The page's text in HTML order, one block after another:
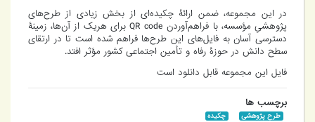
در این مجموعه، ضمن ارائۀ چکیده‌ای از بخش زیادی از طرح‌های
پژوهشیِ مؤسسه، با فراهم‌آوردن QR code برای هریک از آن‌ها، زمینۀ
دسترسی آسان به فایل‌های این طرح‌ها فراهم شده است تا در ارتقای
سطح دانش در حوزۀ رفاه و تأمین اجتماعی کشور مؤثر افتد.
فایل این مجموعه قابل دانلود است
برچسب ها
طرح پژوهشی چکیده